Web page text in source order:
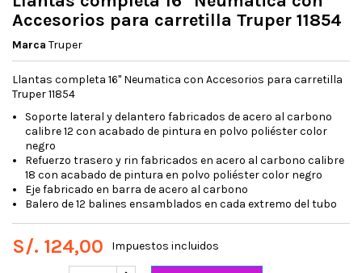
Accesorios para carretilla Truper 11854
Marca Truper
Llantas completa 16" Neumatica con Accesorios para carretilla
Truper 11854
Soporte lateral y delantero fabricados de acero al carbono
calibre 12 con acabado de pintura en polvo poliéster color
negro
Refuerzo trasero y rin fabricados en acero al carbono calibre
18 con acabado de pintura en polvo poliéster color negro
Eje fabricado en barra de acero al carbono
Balero de 12 balines ensamblados en cada extremo del tubo
S/. 124,00 Impuestos incluidos